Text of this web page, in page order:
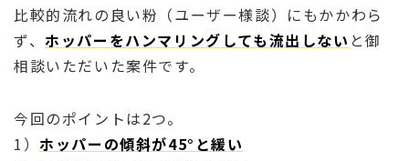
比較的流れの良い粉（ユーザー様談）にもかかわら
ず、ホッパーをハンマリングしても流出しない と御
相談いただいた案件です。
今回のポイントは2つ。
1）ホッパーの傾斜が45°と緩い